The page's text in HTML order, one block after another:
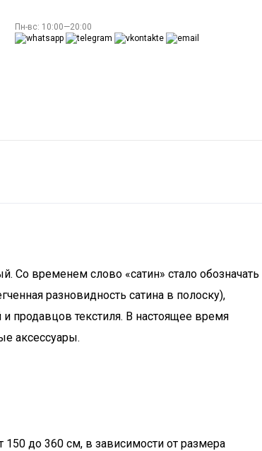
Пн-вс: 10:00—20:00
Со временем слово «сатин» стало обозначать
разновидность сатина в полоску),
продавцов текстиля. В настоящее время
аксессуары.
до 360 см, в зависимости от размера